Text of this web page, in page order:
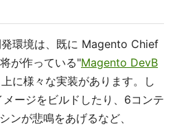
環境は、既に Magento Chief
が作っている"Magento DevB
に様々な実装があります。し
ージをビルドしたり、6コンテ
ンが悲鳴をあげるなど、